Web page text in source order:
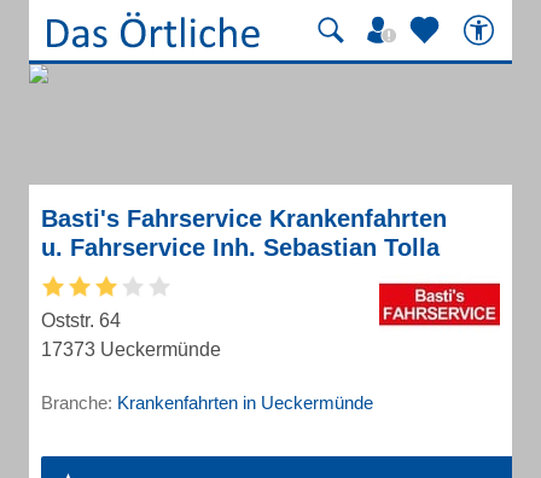
Basti's Fahrservice Krankenfahrten
u. Fahrservice Inh. Sebastian Tolla
Oststr. 64
17373 Ueckermünde
Branche: Krankenfahrten in Ueckermünde